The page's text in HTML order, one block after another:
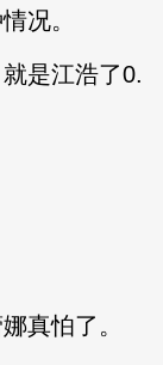
况。
是江浩了0.
真怕了。